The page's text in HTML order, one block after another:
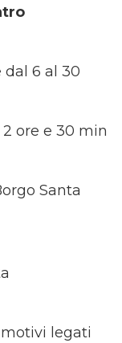
dal 6 al 30
ore e 30 min
Santa
legati